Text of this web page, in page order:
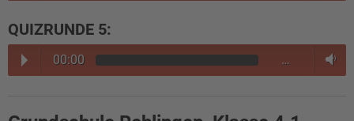
QUIZRUNDE 5:
00:00 …